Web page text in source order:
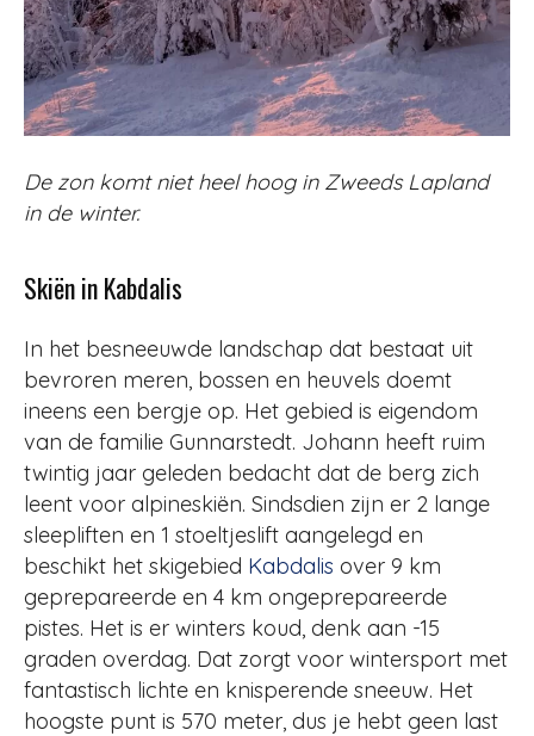
De zon komt niet heel hoog in Zweeds Lapland
in de winter.
Skiën in Kabdalis
In het besneeuwde landschap dat bestaat uit
bevroren meren, bossen en heuvels doemt
ineens een bergje op. Het gebied is eigendom
van de familie Gunnarstedt. Johann heeft ruim
twintig jaar geleden bedacht dat de berg zich
leent voor alpineskiën. Sindsdien zijn er 2 lange
sleepliften en 1 stoeltjeslift aangelegd en
beschikt het skigebied Kabdalis over 9 km
geprepareerde en 4 km ongeprepareerde
pistes. Het is er winters koud, denk aan -15
graden overdag. Dat zorgt voor wintersport met
fantastisch lichte en knisperende sneeuw. Het
hoogste punt is 570 meter, dus je hebt geen last